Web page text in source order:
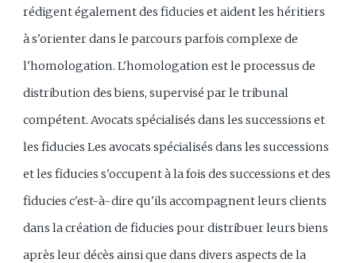
rédigent également des fiducies et aident les héritiers
à s'orienter dans le parcours parfois complexe de
l'homologation. L'homologation est le processus de
distribution des biens, supervisé par le tribunal
compétent. Avocats spécialisés dans les successions et
les fiducies Les avocats spécialisés dans les successions
et les fiducies s'occupent à la fois des successions et des
fiducies c'est-à-dire qu'ils accompagnent leurs clients
dans la création de fiducies pour distribuer leurs biens
après leur décès ainsi que dans divers aspects de la